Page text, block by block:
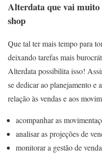
Alterdata que vai muito
shop
Que tal ter mais tempo para
deixando tarefas mais
Alterdata possibilita isso!
se dedicar ao planejamento e
relação às vendas e aos
acompanhar as
analisar as projeções de
monitorar a gestão de